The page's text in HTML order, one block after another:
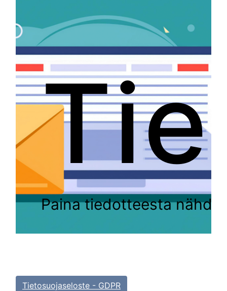
Tarjouspyyntö
Linkit
Paina tiedotteesta
Tietosuojaseloste - GDPR